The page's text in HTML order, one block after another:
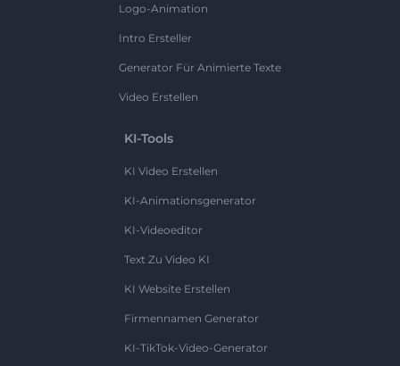
Logo-Animation
Intro Ersteller
Generator Für Animierte Texte
Video Erstellen
KI-Tools
KI Video Erstellen
KI-Animationsgenerator
KI-Videoeditor
Text Zu Video KI
KI Website Erstellen
Firmennamen Generator
KI-TikTok-Video-Generator